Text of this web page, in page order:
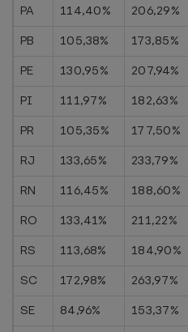
PA
114,40% 206,29%
PB
105,38% 173,85%
PE
130,95% 207,94%
PI
111,97% 182,63%
PR
105,35% 177,50%
RJ
133,65% 233,79%
RN
116,45% 188,60%
RO
133,41% 211,22%
RS
113,68% 184,90%
SC
172,98% 263,97%
SE
84,96% 153,37%